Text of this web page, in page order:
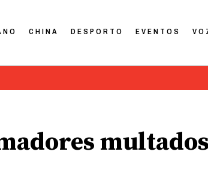
CHINA DESPORTO EVENTOS
multados